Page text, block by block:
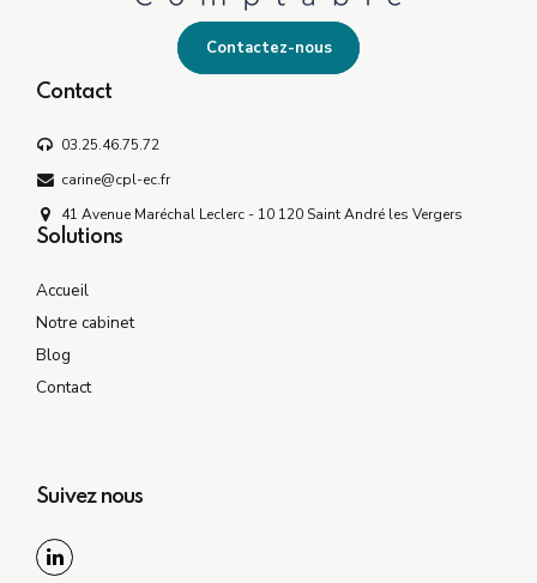
Contactez-nous
Contact
03.25.46.75.72
carine@cpl-ec.fr
41 Avenue Maréchal Leclerc - 10 120 Saint André les Vergers
Solutions
Accueil
Notre cabinet
Blog
Contact
Suivez nous